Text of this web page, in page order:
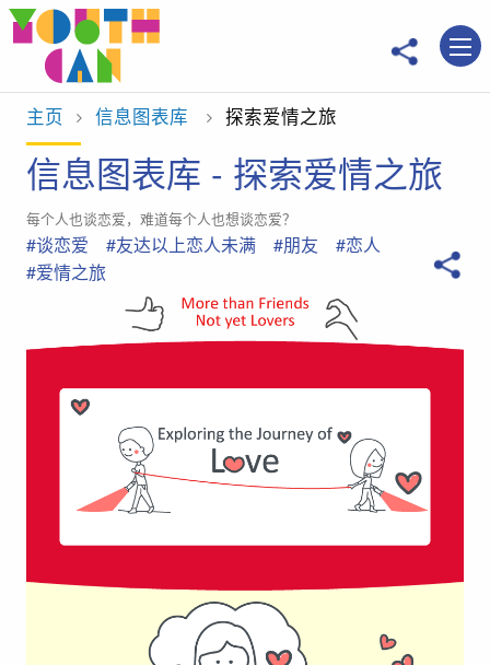
移到主內容
主页 信息图表库 当前位置：
探索爱情之旅
信息图表库 - 探索爱情之旅
每个人也谈恋爱，难道每个人也想谈恋爱？
#谈恋爱 #友达以上恋人未满 #朋友
#恋人
#爱情之旅